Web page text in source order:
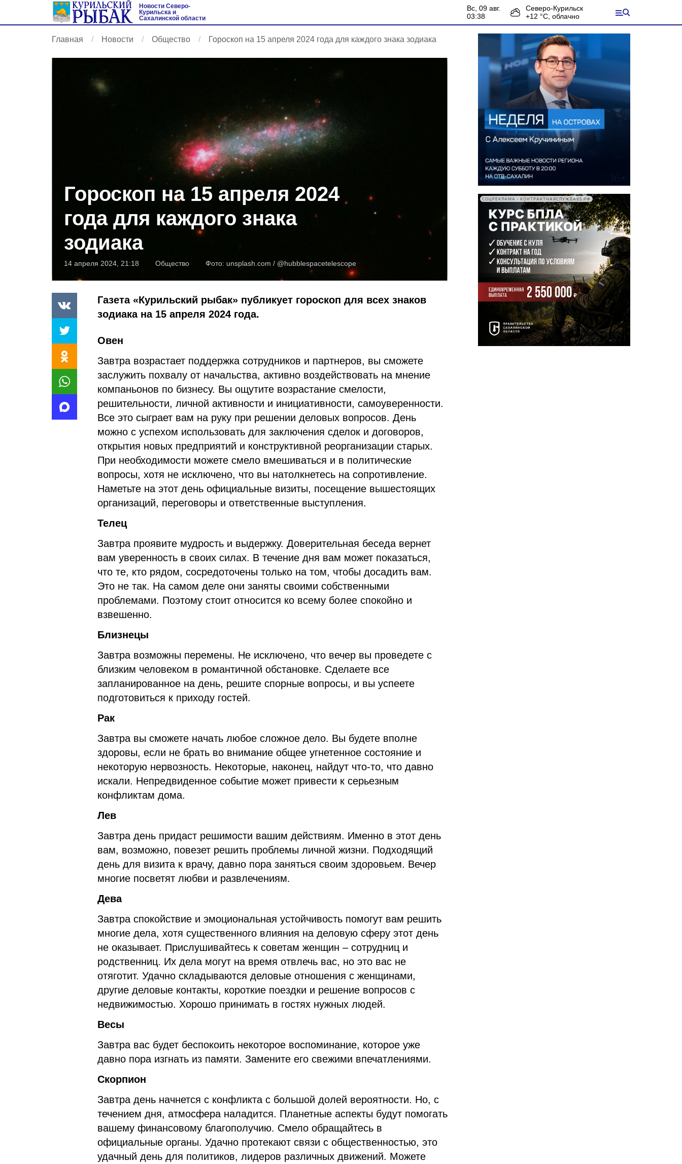
Новости Северо-
Курильска и
Сахалинской области
вс, 09 авг.
03:38
Северо-Курильск
+12 °С, облачно
Главная Новости Общество Гороскоп на 15 апреля 2024 года для каждого знака зодиака
Гороскоп на 15 апреля 2024
года для каждого знака
зодиака
14 апреля 2024, 21:18 Общество Фото: unsplash.com / @hubblespacetelescope
Газета «Курильский рыбак» публикует гороскоп для всех знаков
зодиака на 15 апреля 2024 года.
Овен
Завтра возрастает поддержка сотрудников и партнеров, вы сможете
заслужить похвалу от начальства, активно воздействовать на мнение
компаньонов по бизнесу. Вы ощутите возрастание смелости,
решительности, личной активности и инициативности, самоуверенности.
Все это сыграет вам на руку при решении деловых вопросов. День
можно с успехом использовать для заключения сделок и договоров,
открытия новых предприятий и конструктивной реорганизации старых.
При необходимости можете смело вмешиваться и в политические
вопросы, хотя не исключено, что вы натолкнетесь на сопротивление.
Наметьте на этот день официальные визиты, посещение вышестоящих
организаций, переговоры и ответственные выступления.
Телец
Завтра проявите мудрость и выдержку. Доверительная беседа вернет
вам уверенность в своих силах. В течение дня вам может показаться,
что те, кто рядом, сосредоточены только на том, чтобы досадить вам.
Это не так. На самом деле они заняты своими собственными
проблемами. Поэтому стоит относится ко всему более спокойно и
взвешенно.
Близнецы
Завтра возможны перемены. Не исключено, что вечер вы проведете с
близким человеком в романтичной обстановке. Сделаете все
запланированное на день, решите спорные вопросы, и вы успеете
подготовиться к приходу гостей.
Рак
Завтра вы сможете начать любое сложное дело. Вы будете вполне
здоровы, если не брать во внимание общее угнетенное состояние и
некоторую нервозность. Некоторые, наконец, найдут что-то, что давно
искали. Непредвиденное событие может привести к серьезным
конфликтам дома.
Лев
Завтра день придаст решимости вашим действиям. Именно в этот день
вам, возможно, повезет решить проблемы личной жизни. Подходящий
день для визита к врачу, давно пора заняться своим здоровьем. Вечер
многие посветят любви и развлечениям.
Дева
Завтра спокойствие и эмоциональная устойчивость помогут вам решить
многие дела, хотя существенного влияния на деловую сферу этот день
не оказывает. Прислушивайтесь к советам женщин – сотрудниц и
родственниц. Их дела могут на время отвлечь вас, но это вас не
отяготит. Удачно складываются деловые отношения с женщинами,
другие деловые контакты, короткие поездки и решение вопросов с
недвижимостью. Хорошо принимать в гостях нужных людей.
Весы
Завтра вас будет беспокоить некоторое воспоминание, которое уже
давно пора изгнать из памяти. Замените его свежими впечатлениями.
Скорпион
Завтра день начнется с конфликта с большой долей вероятности. Но, с
течением дня, атмосфера наладится. Планетные аспекты будут помогать
вашему финансовому благополучию. Смело обращайтесь в
официальные органы. Удачно протекают связи с общественностью, это
удачный день для политиков, лидеров различных движений. Можете
СОЦРЕКЛАМА • КОНТРАКТНАЯСЛУЖБА65.РФ